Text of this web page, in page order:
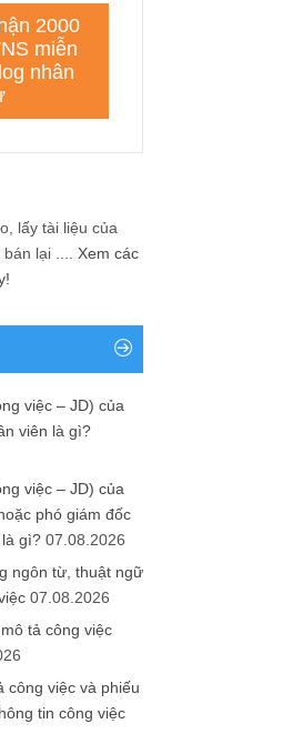
lấy tài liệu của
lại .... Xem các
việc – JD) của
viên là gì?
việc – JD) của
phó giám đốc
gì? 07.08.2026
ngôn từ, thuật ngữ
07.08.2026
tả công việc
công việc và phiếu
tin công việc